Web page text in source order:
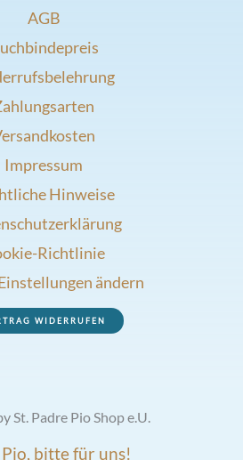
AGB
Impressum
Hinweise
Richtlinie
ändern
WIDERRUFEN
St. Padre Pio Shop e.U.
bitte für uns!